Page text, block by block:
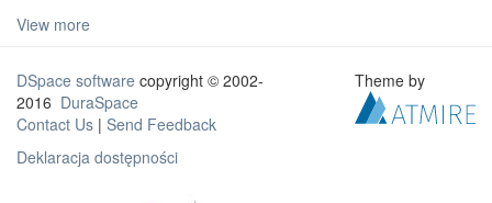
View more
DSpace software copyright © 2002-
2016 DuraSpace
Contact Us | Send Feedback
Deklaracja dostępności
Theme by